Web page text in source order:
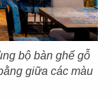
bộ bàn ghế gỗ
giữa các màu
Một